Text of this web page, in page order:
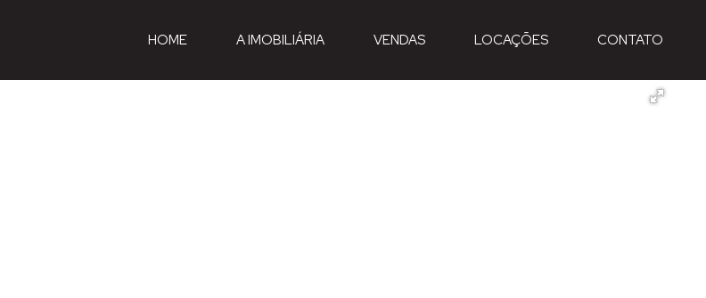
CONTATO
LOCAÇÕES
VENDAS
A IMOBILIÁRIA
HOME